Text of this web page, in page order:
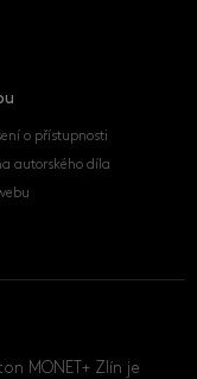
o přístupnosti
autorského díla
MONET+ Zlín je